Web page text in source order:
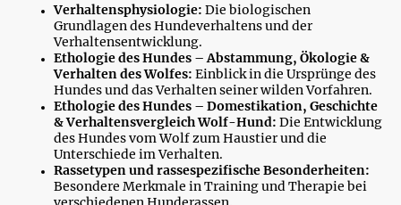
Verhaltensphysiologie: Die biologischen
Grundlagen des Hundeverhaltens und der
Verhaltensentwicklung.
Ethologie des Hundes – Abstammung, Ökologie &
Verhalten des Wolfes: Einblick in die Ursprünge des
Hundes und das Verhalten seiner wilden Vorfahren.
Ethologie des Hundes – Domestikation, Geschichte
& Verhaltensvergleich Wolf-Hund: Die Entwicklung
des Hundes vom Wolf zum Haustier und die
Unterschiede im Verhalten.
Rassetypen und rassespezifische Besonderheiten:
Besondere Merkmale in Training und Therapie bei